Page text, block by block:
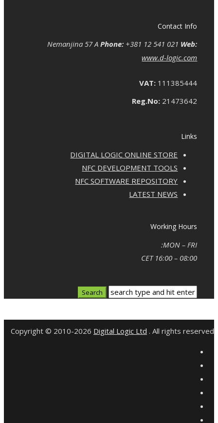
Contact Info
Nemanjina 57 A Phone: +381 12 541 021 Web:
www.d-logic.com
VAT: 111385444
Reg.No: 21473642
Links
DIGITAL LOGIC ONLINE STORE
NFC DEVELOPMENT TOOLS
NFC SOFTWARE REPOSITORY
LATEST NEWS
Working Hours
MON – FRI:
08:00 – 16:00 CET
Copyright © 2010-2026 Digital Logic Ltd . All rights reserved